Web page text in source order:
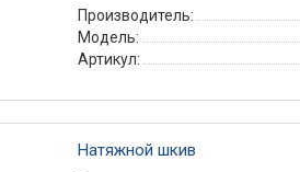
Производитель:
Модель:
Артикул:
Натяжной шкив